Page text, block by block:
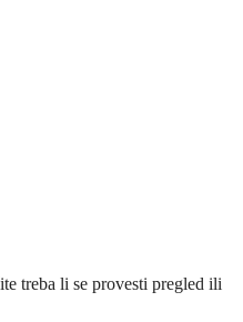
treba li se provesti pregled ili